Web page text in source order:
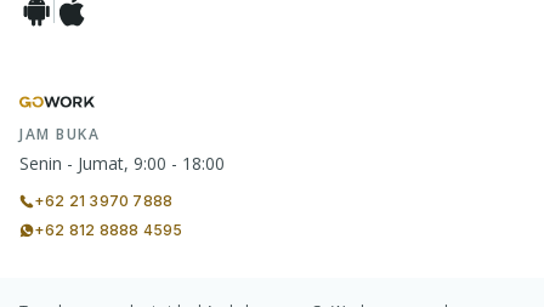
JAM BUKA
Senin - Jumat, 9:00 - 18:00
+62 21 3970 7888
+62 812 8888 4595